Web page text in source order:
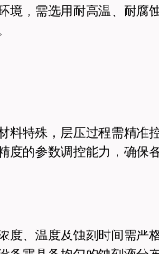
，需选用耐高温、耐腐蚀
料特殊，层压过程需精准
度的参数调控能力，确保
、温度及蚀刻时间需严格